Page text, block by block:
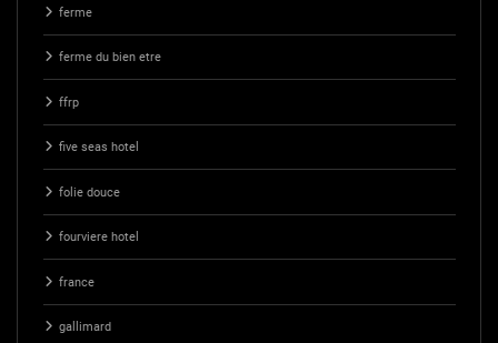
ferme
ferme du bien etre
ffrp
five seas hotel
folie douce
fourviere hotel
france
gallimard